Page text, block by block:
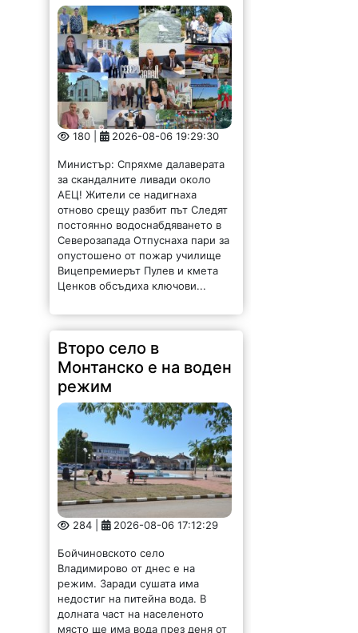
180 | 2026-08-06 19:29:30
Министър: Спряхме далаверата
за скандалните ливади около
АЕЦ! Жители се надигнаха
отново срещу разбит път Следят
постоянно водоснабдяването в
Северозапада Отпуснаха пари за
опустошено от пожар училище
Вицепремиерът Пулев и кмета
Ценков обсъдиха ключови...
Второ село в
Монтанско е на воден
режим
284 | 2026-08-06 17:12:29
Бойчиновското село
Владимирово от днес е на
режим. Заради сушата има
недостиг на питейна вода. В
долната част на населеното
място ще има вода през деня от